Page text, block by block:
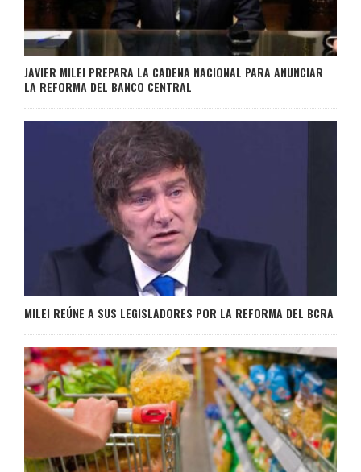
JAVIER MILEI PREPARA LA CADENA NACIONAL PARA ANUNCIAR
LA REFORMA DEL BANCO CENTRAL
MILEI REÚNE A SUS LEGISLADORES POR LA REFORMA DEL BCRA